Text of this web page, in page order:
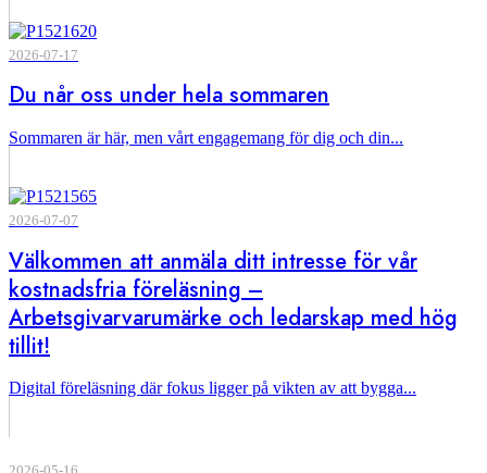
2026-07-17
Du når oss under hela sommaren
Sommaren är här, men vårt engagemang för dig och din...
2026-07-07
Välkommen att anmäla ditt intresse för vår
kostnadsfria föreläsning –
Arbetsgivarvarumärke och ledarskap med hög
tillit!
Digital föreläsning där fokus ligger på vikten av att bygga...